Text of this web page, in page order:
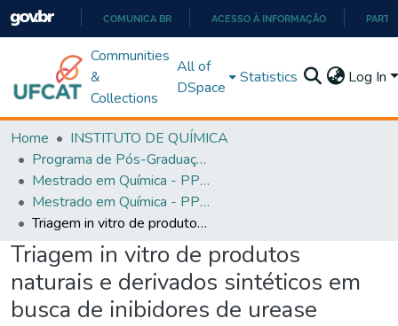
PARA
O
COMUNICA BR ACESSO À INFORMAÇÃO
Communities
&
Collections
All of
DSpace
Statistics Log In
Home
INSTITUTO DE QUÍMICA
Programa de Pós-Graduação em Química - PPGQ
Mestrado em Química - PPGQ
Mestrado em Química - PPGQ
Triagem in vitro de produtos naturais e derivados sintéticos em busca de inibidores de urease
Triagem in vitro de produtos
naturais e derivados sintéticos em
busca de inibidores de urease